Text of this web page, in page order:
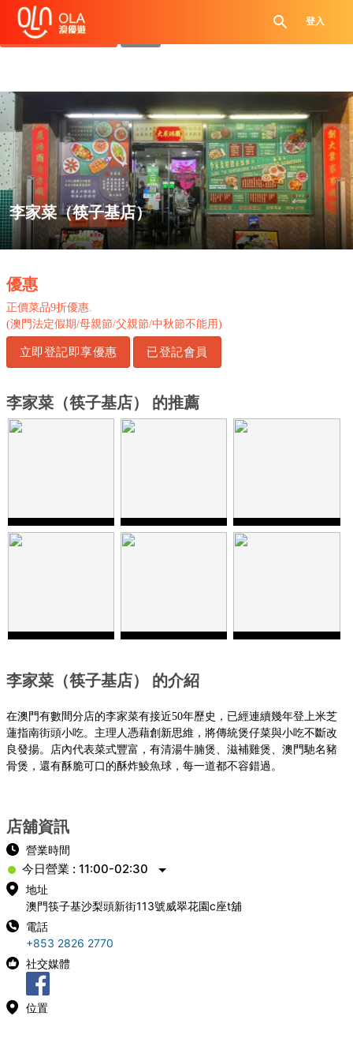
登入
領取每日優惠券
查看`我的優惠記錄`
李家菜（筷子基店）
.
優惠
正價菜品9折優惠
(澳門法定假期/母親節/父親節/中秋節不能用)
立即登記即享優惠 已登記會員
李家菜（筷子基店） 的推薦
李家菜（筷子基店） 的介紹
在澳門有數間分店的李家菜有接近50年歷史，已經連續幾年登上米芝
蓮指南街頭小吃。主理人憑藉創新思維，將傳統煲仔菜與小吃不斷改
良發揚。店內代表菜式豐富，有清湯牛腩煲、滋補雞煲、澳門馳名豬
骨煲，還有酥脆可口的酥炸鯪魚球，每一道都不容錯過。
店舖資訊
營業時間
今日營業 : 11:00-02:30
地址
澳門筷子基沙梨頭新街113號威翠花園c座t舖
電話
+853 2826 2770
社交媒體
位置